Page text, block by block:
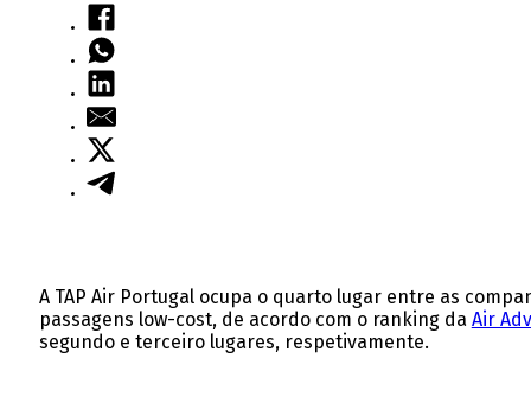
A TAP Air Portugal ocupa o quarto lugar entre as
passagens low-cost, de acordo com o ranking da Air
segundo e terceiro lugares, respetivamente.